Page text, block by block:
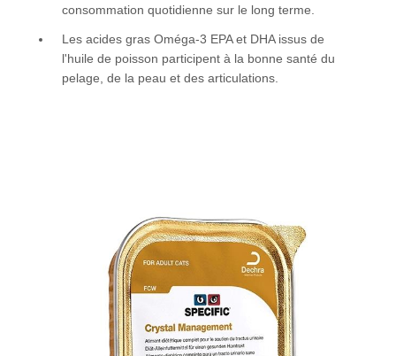
consommation quotidienne sur le long terme.
Les acides gras Oméga-3 EPA et DHA issus de
l'huile de poisson participent à la bonne santé du
pelage, de la peau et des articulations.